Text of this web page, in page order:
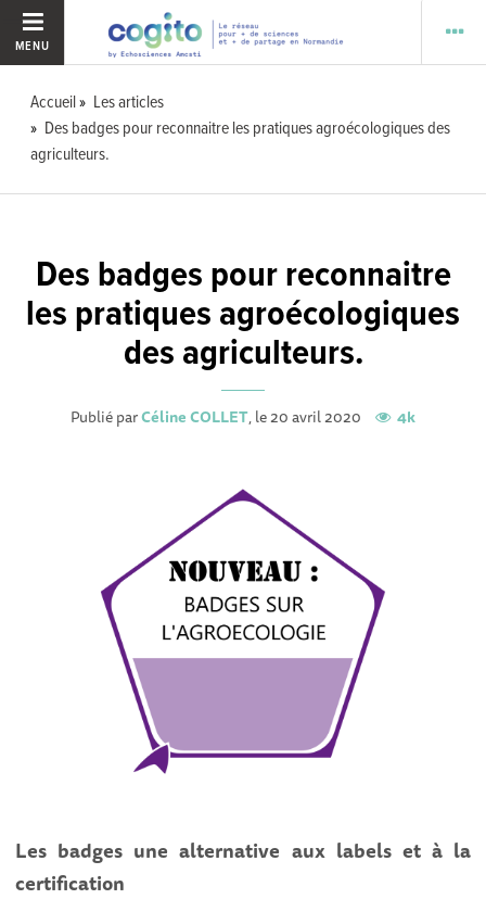
MENU
Accueil
Les articles
Des badges pour reconnaitre les pratiques agroécologiques des
agriculteurs.
Des badges pour reconnaitre
les pratiques agroécologiques
des agriculteurs.
Publié parCéline COLLET, le 20 avril 2020 4k
Les badges une alternative aux labels et à la
certification